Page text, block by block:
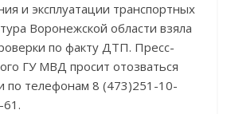
и эксплуатации транспортных
Воронежской области взяла
по факту ДТП. Пресс-
ГУ МВД просит отозваться
по телефонам8 (473)251-10-
61.